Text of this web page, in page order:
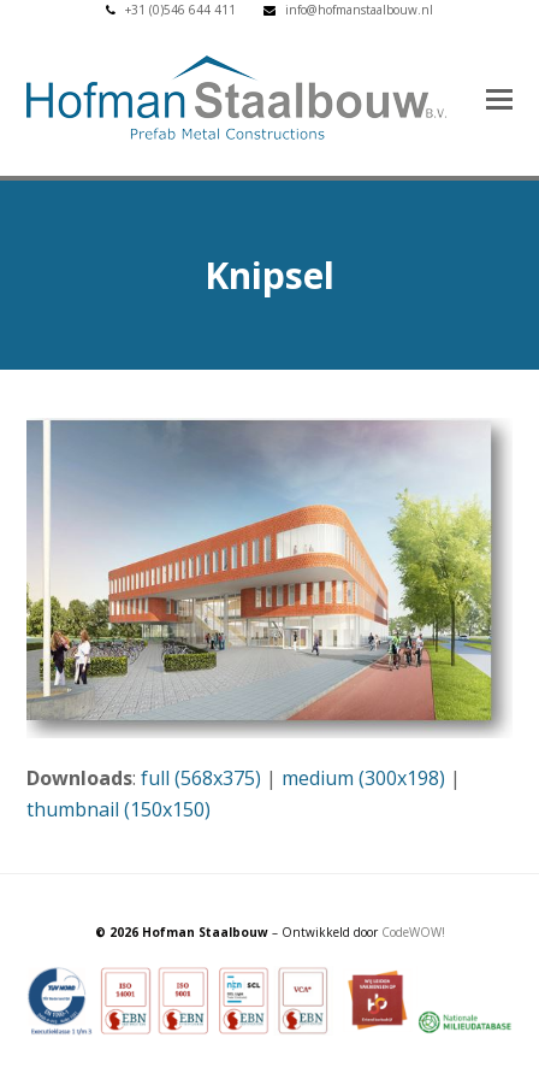
+31 (0)546 644 411 info@hofmanstaalbouw.nl
Knipsel
Downloads:full (568x375) | medium (300x198) |
thumbnail (150x150)
© 2026 Hofman Staalbouw– Ontwikkeld door CodeWOW!